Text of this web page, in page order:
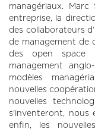
managériaux. Marc
entreprise, la
des collaborateurs
de management de
des open space
management
modèles
nouvelles
nouvelles
s’inventeront, nous
enfin, les